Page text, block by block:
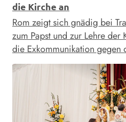
die Kirche an
Rom zeigt sich gnädig bei
zum Papst und zur Lehre der
die Exkommunikation